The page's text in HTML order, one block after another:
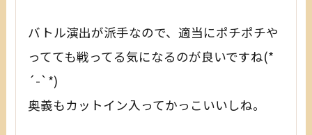
バトル演出が派手なので、適当にポチポチや
ってても戦ってる気になるのが良いですね(*
´-`*)
奥義もカットイン入ってかっこいいしね。